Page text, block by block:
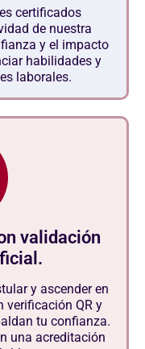
certificados
de nuestra
y el impacto
habilidades y
laborales.
validación
y ascender en
verificación QR y
tu confianza.
una acreditación